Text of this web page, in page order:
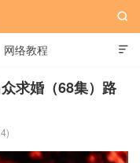

网络教程

求婚（68集）路